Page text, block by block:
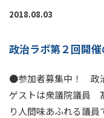
2018.08.03
政治ラボ第２回開
●参加者募集中！ 政
ゲストは衆議院議員
り人間味あふれる議